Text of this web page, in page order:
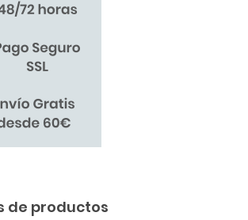
de productos